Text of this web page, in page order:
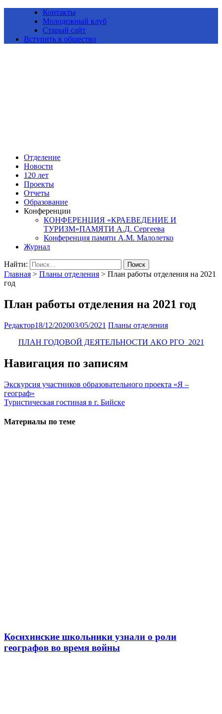
Контакты
Молодежный клуб
Старый сайт
Вступить в общество
Отделение
Новости
120 лет
Проекты
Отчеты
Образование
Конференции
КОНФЕРЕНЦИЯ «КРАЕВЕДЕНИЕ И
ТУРИЗМ»ПАМЯТИ А.Д. Сергеева
Конференция памяти А.М. Малолетко
Журнал
Найти:
Главная > Планы отделения > План работы отделения на 2021
год
План работы отделения на 2021 год
Редактор18/12/202003/05/2021 Планы отделения
ПЛАН ГОДОВОЙ ДЕЯТЕЛЬНОСТИ АКО РГО_2021
Навигация по записям
Экскурсия участников образовательного проекта «Я –
географ»
Туристическая гостиная в г. Бийске
Материалы по теме
Косихинские школьники узнали о роли
географов во время войны